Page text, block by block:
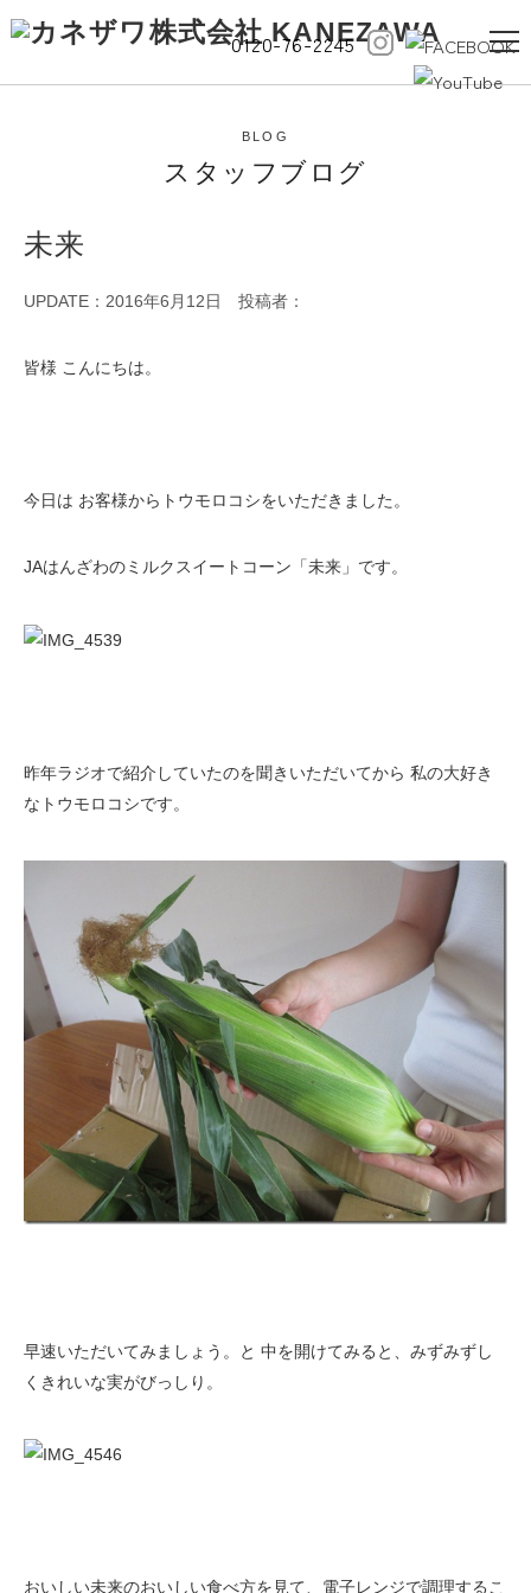
0120-76-2245
BLOG
スタッフブログ
未来
UPDATE：2016年6月12日 投稿者：
皆様 こんにちは。
今日は お客様からトウモロコシをいただきました。
JAはんざわのミルクスイートコーン「未来」です。
昨年ラジオで紹介していたのを聞きいただいてから 私の大好き
なトウモロコシです。
早速いただいてみましょう。と 中を開けてみると、みずみずし
くきれいな実がびっしり。
おいしい未来のおいしい食べ方を見て、電子レンジで調理するこ